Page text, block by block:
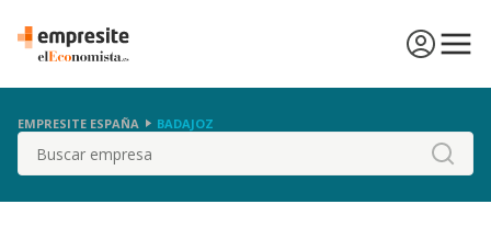
EMPRESITE ESPAÑA BADAJOZ
Buscar